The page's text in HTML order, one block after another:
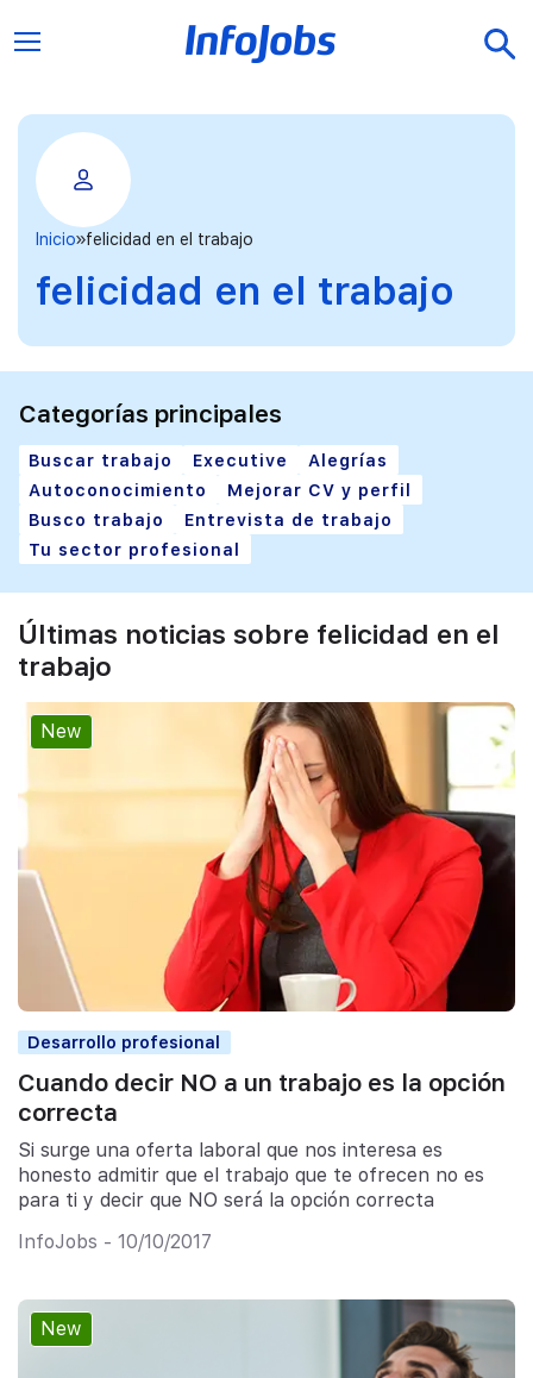
Inicio felicidad en el trabajo
felicidad en el trabajo
Categorías principales
Buscar trabajo Executive
Alegrías
Autoconocimiento
Mejorar CV y perfil
Busco trabajo
Entrevista de trabajo
Tu sector profesional
Últimas noticias sobre felicidad en el
trabajo
New
Desarrollo profesional
Cuando decir NO a un trabajo es la opción
correcta
Si surge una oferta laboral que nos interesa es
honesto admitir que el trabajo que te ofrecen no es
para ti y decir que NO será la opción correcta
InfoJobs - 10/10/2017
New